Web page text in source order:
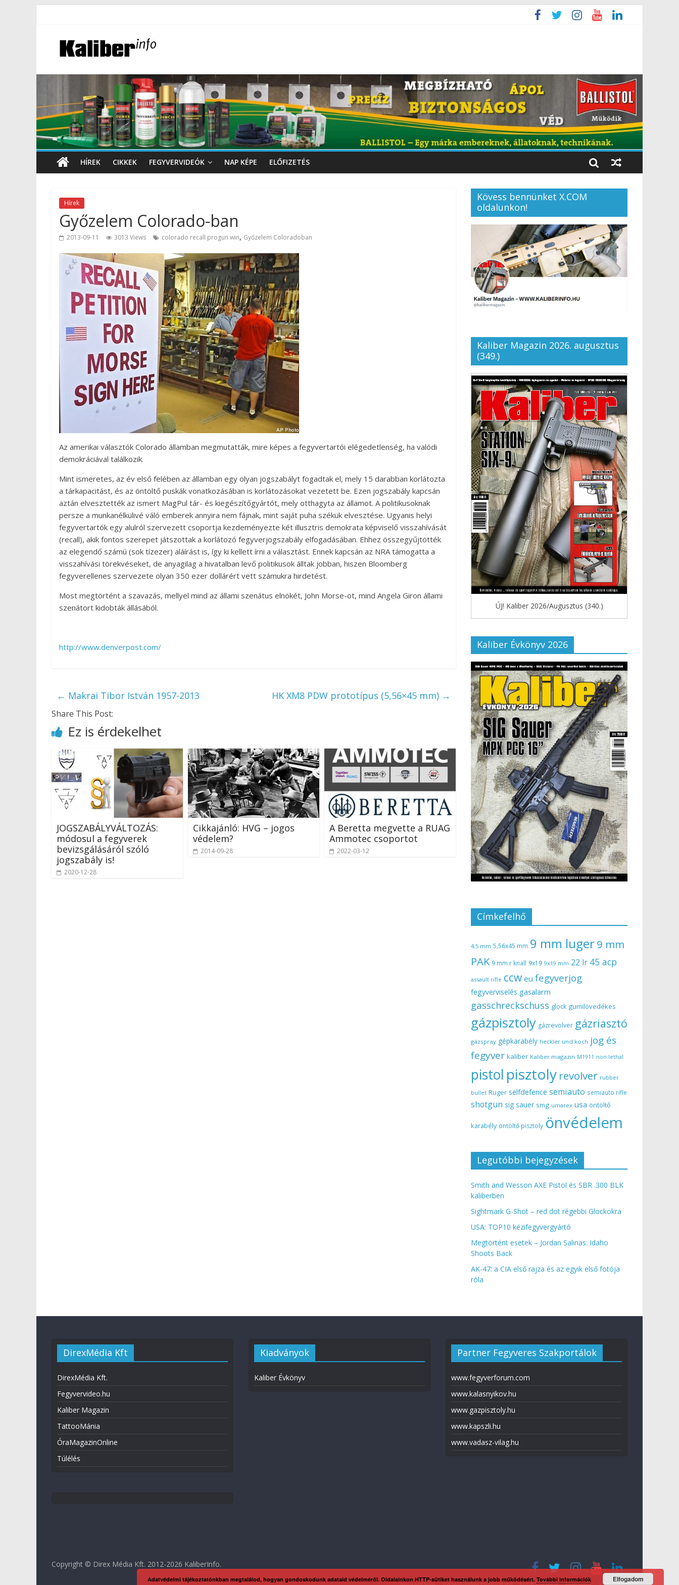
HÍREK CIKKEK FEGYVERVIDEÓK NAP KÉPE ELŐFIZETÉS
Hírek
Győzelem Colorado-ban
2013-09-11 3013 Views colorado recall progun win, Győzelem Coloradoban
Az amerikai választók Colorado államban megmutatták, mire képes a fegyvertartói elégedetlenség, ha valódi
demokráciával találkozik.
Mint ismeretes, az év első felében az államban egy olyan jogszabályt fogadtak el, mely 15 darabban korlátozta
a tárkapacitást, és az öntöltő puskák vonatkozásában is korlátozásokat vezetett be. Ezen jogszabály kapcsán
aztán elvesztették az ismert MagPul tár- és kiegészítőgyártót, mely otthagyta az államot. A politikusoknak
persze a munkanélkülivé váló emberek annyira nem fájnak, mint saját puha székük elvesztése. Ugyanis helyi
fegyvertartók egy alulról szervezett csoportja kezdeményezte két illusztris demokrata képviselő visszahívását
(recall), akik fontos szerepet játszottak a korlátozó fegyverjogszabály elfogadásában. Ehhez összegyűjtötték
az elegendő számú (sok tízezer) aláírást is, így ki kellett írni a választást. Ennek kapcsán az NRA támogatta a
visszahívási törekvéseket, de anyagilag a hivatalban levő politikusok álltak jobban, hiszen Bloomberg
fegyverellenes szervezete olyan 350 ezer dollárért vett számukra hirdetést.
Most megtörtént a szavazás, mellyel mind az állami szenátus elnökét, John Morse-ot, mind Angela Giron állami
szenátort kidobták állásából.
http://www.denverpost.com/
← Makrai Tibor István 1957-2013 HK XM8 PDW prototípus (5,56×45 mm) →
Share This Post:
Ez is érdekelhet
JOGSZABÁLYVÁLTOZÁS:
módosul a fegyverek
bevizsgálásáról szóló
jogszabály is!
2020-12-28
Cikkajánló: HVG – jogos
védelem?
2014-09-28
A Beretta megvette a RUAG
Ammotec csoportot
2022-03-12
Kövess bennünket X.COM
oldalunkon!
Kaliber Magazin 2026. augusztus
(349.)
ÚJ! Kaliber 2026/Augusztus (340.)
Kaliber Évkönyv 2026
Címkefelhő
4,5 mm 5,56x45 mm 9 mm luger9 mm
PAK 9 mm r knall 9x19 9x19 mm 22 lr 45 acp
assault rifle ccw eu fegyverjog
fegyverviselés gasalarm
gasschreckschuss glock gumilövedékes
gázpisztoly gázrevolver gázriasztó
gázspray gépkarabély heckler und koch jog és
fegyver kaliber Kaliber magazin M1911 non lethal
pistol pisztoly revolver rubber
bullet Ruger selfdefence semiauto semiauto rifle
shotgun sig sauer smg umarex usa öntöltő
karabély öntöltő pisztoly önvédelem
Legutóbbi bejegyzések
Smith and Wesson AXE Pistol és SBR .300 BLK
kaliberben
Sightmark G-Shot – red dot régebbi Glockokra
USA: TOP10 kézifegyvergyártó
Megtörtént esetek – Jordan Salinas: Idaho
Shoots Back
AK-47: a CIA első rajza és az egyik első fotója
róla
DirexMédia Kft
DirexMédia Kft.
Fegyvervideo.hu
Kaliber Magazin
TattooMánia
ÓraMagazinOnline
Túlélés
Kiadványok
Kaliber Évkönyv
Partner Fegyveres Szakportálok
www.fegyverforum.com
www.kalasnyikov.hu
www.gazpisztoly.hu
www.kapszli.hu
www.vadasz-vilag.hu
Copyright © Direx Média Kft. 2012-2026 KaliberInfo.
Adatvédelmi tájékoztatónkban megtalálod, hogyan gondoskodunk adataid védelméről. Oldalainkon HTTP-sütiket használunk a jobb működésért. További információk Elfogadom